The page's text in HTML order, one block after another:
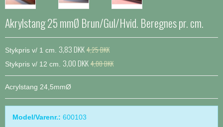
Akrylstang 25 mmØ Brun/Gul/Hvid. Beregnes pr. cm.
Stykpris v/ 1 cm. 3,83 DKK4,25 DKK
Stykpris v/ 12 cm. 3,00 DKK4,00 DKK
Acrylstang 24,5mmØ
Model/Varenr.: 600103